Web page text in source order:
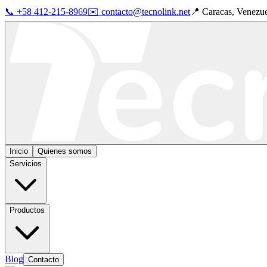
📞 +58 412-215-8969✉️ contacto@tecnolink.net 📍 Caracas,
Inicio
Quienes somos
Servicios
Productos
Blog Contacto